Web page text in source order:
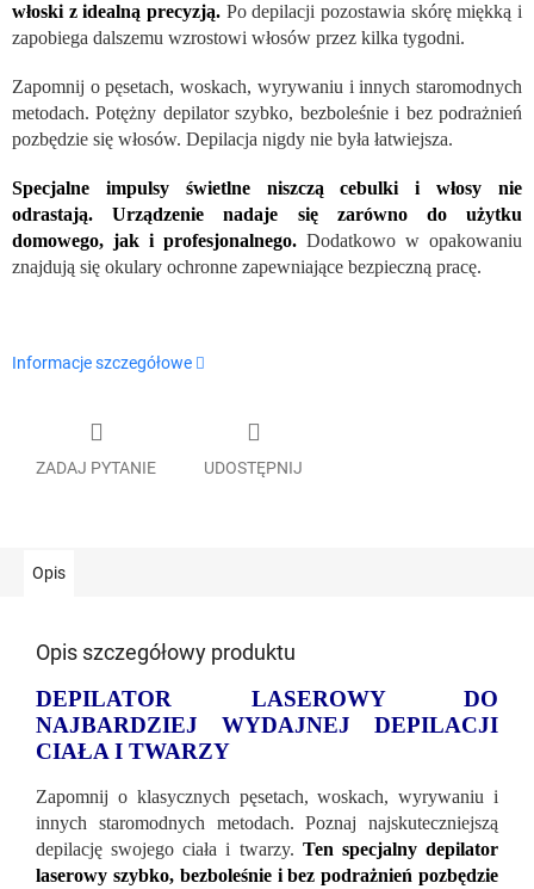
włoski z idealną precyzją. Po depilacji pozostawia skórę miękką i
zapobiega dalszemu wzrostowi włosów przez kilka tygodni.
Zapomnij o pęsetach, woskach, wyrywaniu i innych staromodnych
metodach. Potężny depilator szybko, bezboleśnie i bez podrażnień
pozbędzie się włosów. Depilacja nigdy nie była łatwiejsza.
Specjalne impulsy świetlne niszczą cebulki i włosy nie
odrastają. Urządzenie nadaje się zarówno do użytku
domowego, jak i profesjonalnego. Dodatkowo w opakowaniu
znajdują się okulary ochronne zapewniające bezpieczną pracę.
Informacje szczegółowe
ZADAJ PYTANIE UDOSTĘPNIJ
Opis
Opis szczegółowy produktu
DEPILATOR LASEROWY DO
NAJBARDZIEJ WYDAJNEJ DEPILACJI
CIAŁA I TWARZY
Zapomnij o klasycznych pęsetach, woskach, wyrywaniu i
innych staromodnych metodach. Poznaj najskuteczniejszą
depilację swojego ciała i twarzy. Ten specjalny depilator
laserowy szybko, bezboleśnie i bez podrażnień pozbędzie